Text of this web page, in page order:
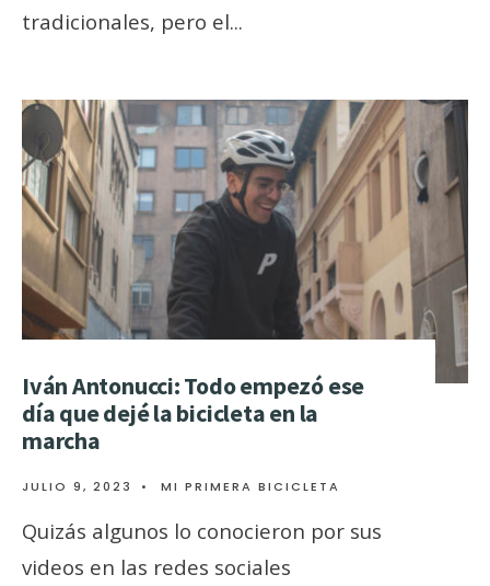
tradicionales, pero el...
Iván Antonucci: Todo empezó ese
día que dejé la bicicleta en la
marcha
JULIO 9, 2023 • MI PRIMERA BICICLETA
Quizás algunos lo conocieron por sus
videos en las redes sociales